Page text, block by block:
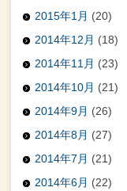
2015年1月 (20)
2014年12月 (18)
2014年11月 (23)
2014年10月 (21)
2014年9月 (26)
2014年8月 (27)
2014年7月 (21)
2014年6月 (22)